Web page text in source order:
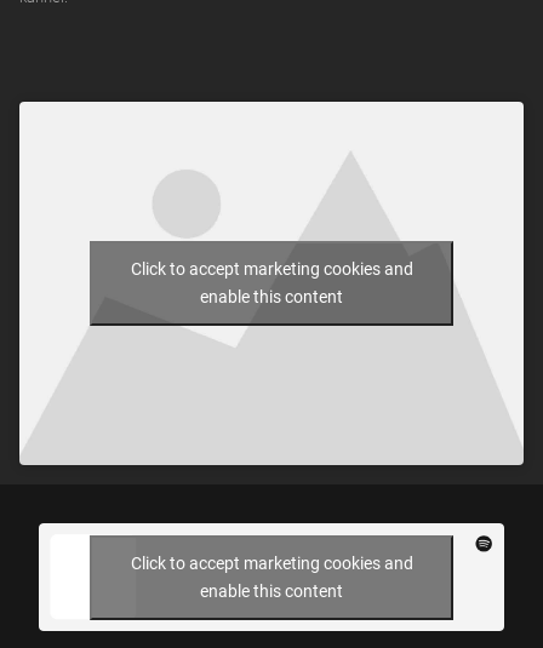
Click to accept marketing cookies and
enable this content
Click to accept marketing cookies and
enable this content